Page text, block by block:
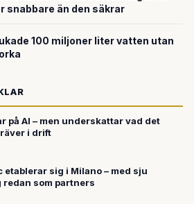
snabbare än den säkrar
100 miljoner liter vatten utan
på AI – men underskattar vad det
i drift
etablerar sig i Milano – med sju
redan som partners